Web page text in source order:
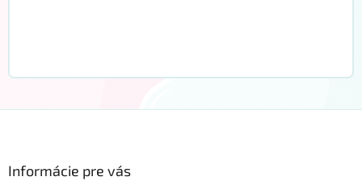
Informácie pre vás